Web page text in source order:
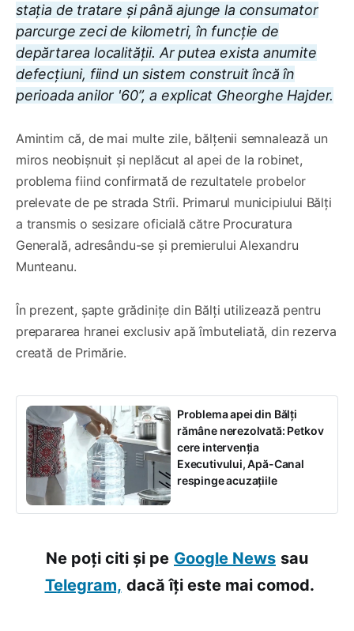
stația de tratare și până ajunge la consumator
parcurge zeci de kilometri, în funcție de
depărtarea localității. Ar putea exista anumite
defecțiuni, fiind un sistem construit încă în
perioada anilor '60”, a explicat Gheorghe Hajder.
Amintim că, de mai multe zile, bălțenii semnalează un
miros neobișnuit și neplăcut al apei de la robinet,
problema fiind confirmată de rezultatele probelor
prelevate de pe strada Strîi. Primarul municipiului Bălți
a transmis o sesizare oficială către Procuratura
Generală, adresându-se și premierului Alexandru
Munteanu.
În prezent, șapte grădinițe din Bălți utilizează pentru
prepararea hranei exclusiv apă îmbuteliată, din rezerva
creată de Primărie.
Problema apei din Bălți
rămâne nerezolvată: Petkov
cere intervenția
Executivului, Apă-Canal
respinge acuzațiile
Ne poți citi și pe Google News sau
Telegram, dacă îți este mai comod.